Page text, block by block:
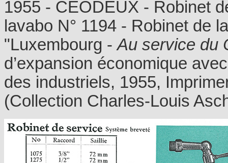
1955 - CEODEUX - Robinet
lavabo N° 1194 - Robinet de
"Luxembourg -Au service du
d’expansion économique
des industriels, 1955,
(Collection Charles-Louis